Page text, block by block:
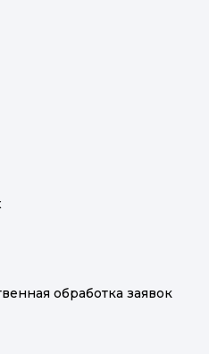
обработка заявок